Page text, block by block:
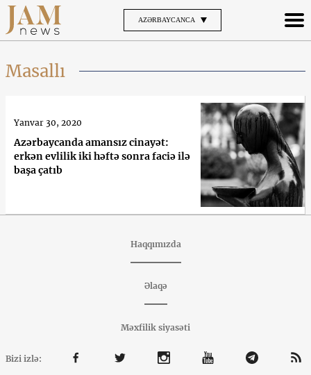
AZƏRBAYCANCA
Masallı
Azərbaycanda amansız cinayət:
erkən evlilik iki həftə sonra faciə ilə
başa çatıb
Yanvar 30, 2020
Haqqımızda
Əlaqə
Məxfilik siyasəti
Bizi izlə: